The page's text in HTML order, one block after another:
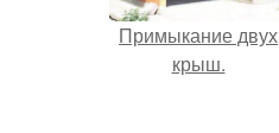
Примыкание двух
крыш.